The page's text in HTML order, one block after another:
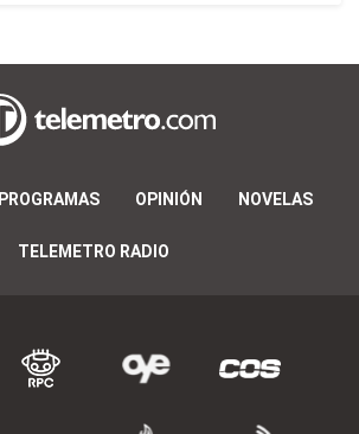
PROGRAMAS OPINIÓN NOVELAS
TELEMETRO RADIO